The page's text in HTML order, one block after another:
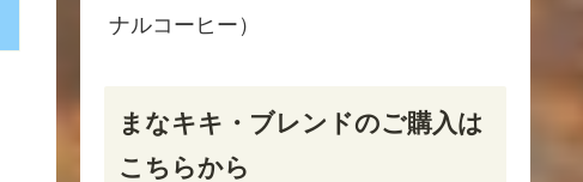
ナルコーヒー）
まなキキ・ブレンドのご購入は
こちらから